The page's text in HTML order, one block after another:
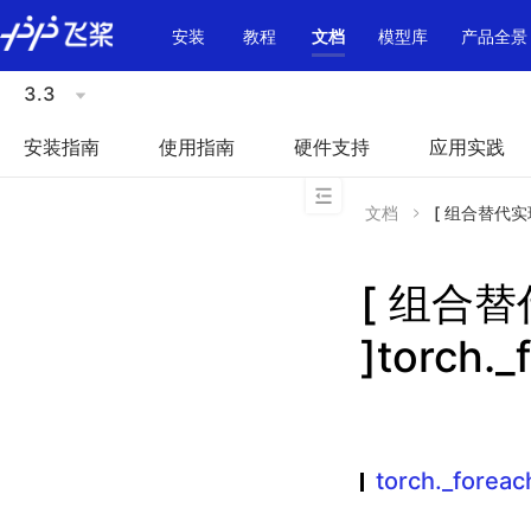
\u200E
安装
教程 文档 模型库 产品全景
3.3
安装指南 使用指南 硬件支持 应用实践
文档 [ 组合替代
[ 组合替